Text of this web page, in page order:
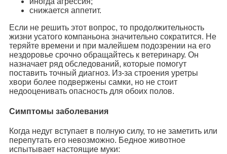
снижается аппетит.
Если не решить этот вопрос, то продолжительность
жизни усатого компаньона значительно сократится. Не
теряйте времени и при малейшем подозрении на его
нездоровье срочно обращайтесь к ветеринару. Он
назначает ряд обследований, которые помогут
поставить точный диагноз. Из-за строения уретры
хвори более подвержены самки, но не стоит
недооценивать опасность для обоих полов.
Симптомы заболевания
Когда недуг вступает в полную силу, то не заметить или
перепутать его невозможно. Бедное животное
испытывает настоящие муки: